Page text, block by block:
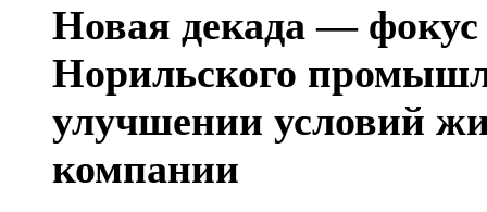
Новая декада — фокус
Норильского
улучшении условий
компании